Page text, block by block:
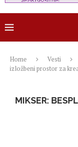
Home Vesti
izložbeni prostor za
MIKSER: